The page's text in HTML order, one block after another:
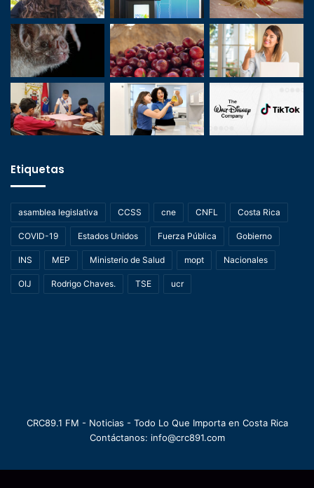
Etiquetas
asamblea legislativa CCSS cne CNFL Costa Rica
COVID-19 Estados Unidos Fuerza Pública Gobierno
INS MEP Ministerio de Salud mopt Nacionales
OIJ Rodrigo Chaves. TSE ucr
CRC89.1 FM - Noticias - Todo Lo Que Importa en Costa Rica
Contáctanos: info@crc891.com